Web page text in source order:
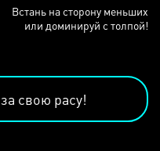
Встань на сторону меньших
или доминируй с толпой!
за свою расу!